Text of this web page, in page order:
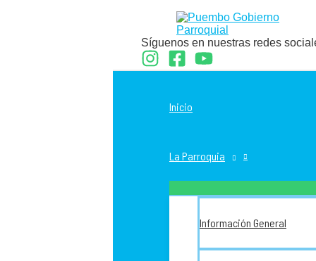
Síguenos en nuestras redes
Inicio
La Parroquia
Información General